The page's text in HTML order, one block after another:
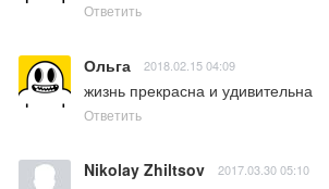
Ответить
Ольга 2018.02.15 04:09
жизнь прекрасна и удивительна
Ответить
Nikolay Zhiltsov 2017.03.30 05:10